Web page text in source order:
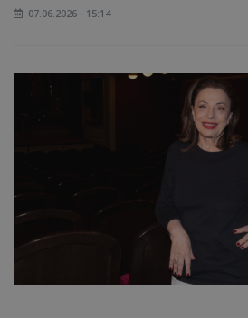
07.06.2026 - 15:14